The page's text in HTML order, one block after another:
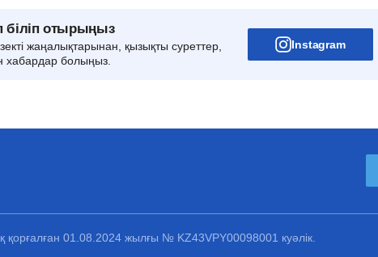
біліп отырыңыз
жаңалықтарынан, қызықты суреттер,
хабардар болыңыз.
Instagram
01.08.2024 жылғы № KZ43VPY00098001 куәлік.